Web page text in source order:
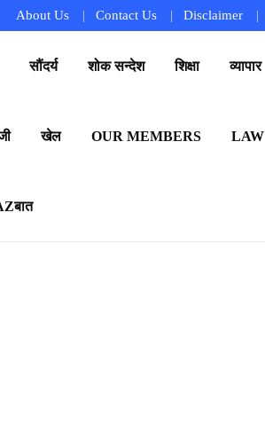
About Us Contact Us Disclaimer
सौंदर्य शोक सन्देश शिक्षा व्यापार
खेल OUR MEMBERS LAW